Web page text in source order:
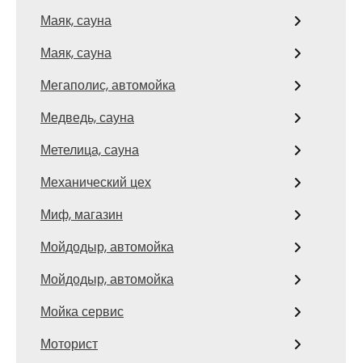
Маяк, сауна
Маяк, сауна
Мегаполис, автомойка
Медведь, сауна
Метелица, сауна
Механический цех
Миф, магазин
Мойдодыр, автомойка
Мойдодыр, автомойка
Мойка сервис
Моторист